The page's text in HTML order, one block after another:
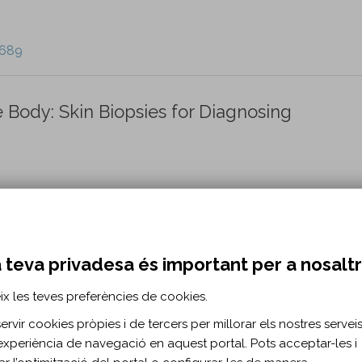
Skin Biopsies for Diagnosing
Case for Stroke Survivors.
teva privadesa és important per a
les teves preferències de cookies.
cookies pròpies i de tercers per millorar els nostres
de navegació en aquest portal. Pots acceptar-les i